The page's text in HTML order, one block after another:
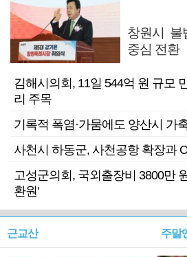
창원시 불
중심 전환
김해시의회, 11일 544억 원 규모
리 주목
기록적 폭염·가뭄에도 양산시 가
사천시 하동군, 사천공항 확장과
고성군의회, 국외출장비 3800만
환원'
근교산 주말